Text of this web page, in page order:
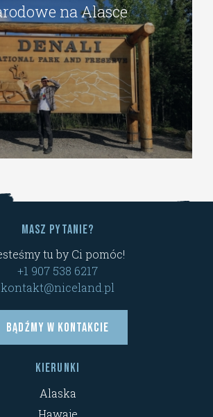
na Alasce
Masz pytanie?
tu by Ci pomóc!
+1 907 538 6217
kontakt@niceland.pl
Bądźmy w kontakcie
Kierunki
Alaska